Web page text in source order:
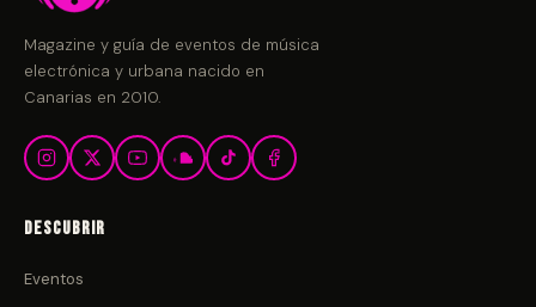
Magazine y guía de eventos de música
electrónica y urbana nacido en
Canarias en 2010.
Descubrir
Eventos